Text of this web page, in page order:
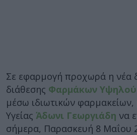
Σε εφαρμογή προχωρά η νέα
διάθεσης Φαρμάκων
μέσω ιδιωτικών
Υγείας Άδωνι Γεωργιάδη να
σήμερα, Παρασκευή 8 Μαΐου